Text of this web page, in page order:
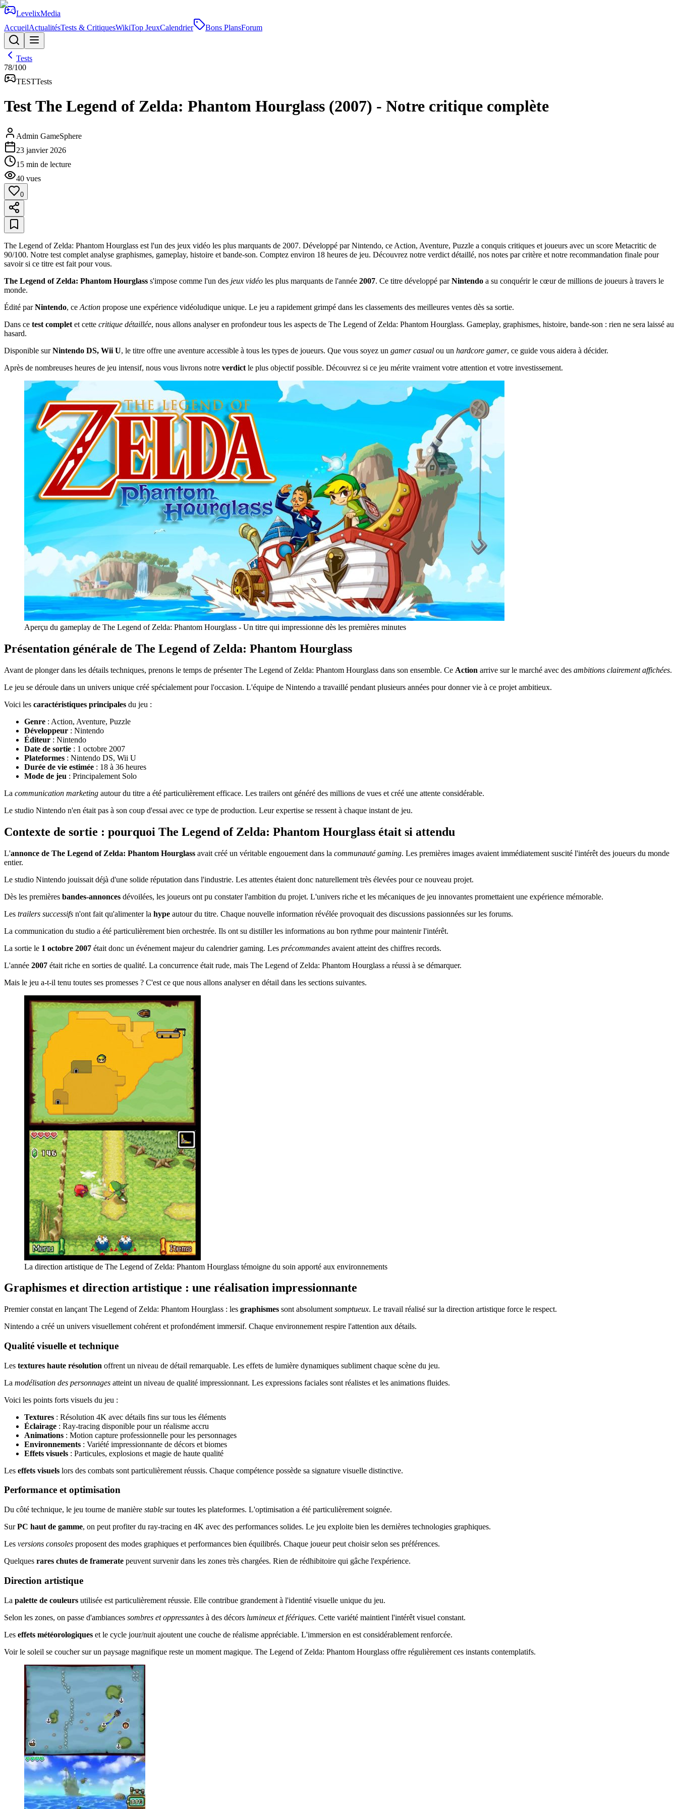
LevelixMedia
AccueilActualitésTests & CritiquesWikiTop JeuxCalendrier Bons PlansForum
Tests
78/100
TESTTests
Test The Legend of Zelda: Phantom Hourglass (2007) - Notre critique complète
Admin GameSphere
23 janvier 2026
15 min de lecture
40 vues
0
The Legend of Zelda: Phantom Hourglass est l'un des jeux vidéo les plus marquants de 2007. Développé par Nintendo, ce Action, Aventure, Puzzle a conquis critiques et joueurs avec un score Metacritic de
90/100. Notre test complet analyse graphismes, gameplay, histoire et bande-son. Comptez environ 18 heures de jeu. Découvrez notre verdict détaillé, nos notes par critère et notre recommandation finale pour
savoir si ce titre est fait pour vous.
The Legend of Zelda: Phantom Hourglass s'impose comme l'un des jeux vidéo les plus marquants de l'année 2007. Ce titre développé parNintendo a su conquérir le cœur de millions de joueurs à travers le
monde.
Édité parNintendo, ce Action propose une expérience vidéoludique unique. Le jeu a rapidement grimpé dans les classements des meilleures ventes dès sa sortie.
Dans ce test complet et cette critique détaillée, nous allons analyser en profondeur tous les aspects de The Legend of Zelda: Phantom Hourglass. Gameplay, graphismes, histoire, bande-son : rien ne sera laissé au
hasard.
Disponible surNintendo DS, Wii U, le titre offre une aventure accessible à tous les types de joueurs. Que vous soyez un gamer casual ou un hardcore gamer, ce guide vous aidera à décider.
Après de nombreuses heures de jeu intensif, nous vous livrons notre verdict le plus objectif possible. Découvrez si ce jeu mérite vraiment votre attention et votre investissement.
Aperçu du gameplay de The Legend of Zelda: Phantom Hourglass - Un titre qui impressionne dès les premières minutes
Présentation générale de The Legend of Zelda: Phantom Hourglass
Avant de plonger dans les détails techniques, prenons le temps de présenter The Legend of Zelda: Phantom Hourglass dans son ensemble. Ce Action arrive sur le marché avec des ambitions clairement affichées.
Le jeu se déroule dans un univers unique créé spécialement pour l'occasion. L'équipe de Nintendo a travaillé pendant plusieurs années pour donner vie à ce projet ambitieux.
Voici les caractéristiques principales du jeu :
Genre : Action, Aventure, Puzzle
Développeur : Nintendo
Éditeur : Nintendo
Date de sortie : 1 octobre 2007
Plateformes : Nintendo DS, Wii U
Durée de vie estimée : 18 à 36 heures
Mode de jeu : Principalement Solo
La communication marketing autour du titre a été particulièrement efficace. Les trailers ont généré des millions de vues et créé une attente considérable.
Le studio Nintendo n'en était pas à son coup d'essai avec ce type de production. Leur expertise se ressent à chaque instant de jeu.
Contexte de sortie : pourquoi The Legend of Zelda: Phantom Hourglass était si attendu
L'annonce de The Legend of Zelda: Phantom Hourglass avait créé un véritable engouement dans la communauté gaming. Les premières images avaient immédiatement suscité l'intérêt des joueurs du monde
entier.
Le studio Nintendo jouissait déjà d'une solide réputation dans l'industrie. Les attentes étaient donc naturellement très élevées pour ce nouveau projet.
Dès les premières bandes-annonces dévoilées, les joueurs ont pu constater l'ambition du projet. L'univers riche et les mécaniques de jeu innovantes promettaient une expérience mémorable.
Les trailers successifs n'ont fait qu'alimenter la hype autour du titre. Chaque nouvelle information révélée provoquait des discussions passionnées sur les forums.
La communication du studio a été particulièrement bien orchestrée. Ils ont su distiller les informations au bon rythme pour maintenir l'intérêt.
La sortie le 1 octobre 2007 était donc un événement majeur du calendrier gaming. Les précommandes avaient atteint des chiffres records.
L'année 2007 était riche en sorties de qualité. La concurrence était rude, mais The Legend of Zelda: Phantom Hourglass a réussi à se démarquer.
Mais le jeu a-t-il tenu toutes ses promesses ? C'est ce que nous allons analyser en détail dans les sections suivantes.
La direction artistique de The Legend of Zelda: Phantom Hourglass témoigne du soin apporté aux environnements
Graphismes et direction artistique : une réalisation impressionnante
Premier constat en lançant The Legend of Zelda: Phantom Hourglass : les graphismes sont absolument somptueux. Le travail réalisé sur la direction artistique force le respect.
Nintendo a créé un univers visuellement cohérent et profondément immersif. Chaque environnement respire l'attention aux détails.
Qualité visuelle et technique
Les textures haute résolution offrent un niveau de détail remarquable. Les effets de lumière dynamiques subliment chaque scène du jeu.
La modélisation des personnages atteint un niveau de qualité impressionnant. Les expressions faciales sont réalistes et les animations fluides.
Voici les points forts visuels du jeu :
Textures : Résolution 4K avec détails fins sur tous les éléments
Éclairage : Ray-tracing disponible pour un réalisme accru
Animations : Motion capture professionnelle pour les personnages
Environnements : Variété impressionnante de décors et biomes
Effets visuels : Particules, explosions et magie de haute qualité
Les effets visuels lors des combats sont particulièrement réussis. Chaque compétence possède sa signature visuelle distinctive.
Performance et optimisation
Du côté technique, le jeu tourne de manière stable sur toutes les plateformes. L'optimisation a été particulièrement soignée.
SurPC haut de gamme, on peut profiter du ray-tracing en 4K avec des performances solides. Le jeu exploite bien les dernières technologies graphiques.
Les versions consoles proposent des modes graphiques et performances bien équilibrés. Chaque joueur peut choisir selon ses préférences.
Quelques rares chutes de framerate peuvent survenir dans les zones très chargées. Rien de rédhibitoire qui gâche l'expérience.
Direction artistique
La palette de couleurs utilisée est particulièrement réussie. Elle contribue grandement à l'identité visuelle unique du jeu.
Selon les zones, on passe d'ambiances sombres et oppressantes à des décors lumineux et féériques. Cette variété maintient l'intérêt visuel constant.
Les effets météorologiques et le cycle jour/nuit ajoutent une couche de réalisme appréciable. L'immersion en est considérablement renforcée.
Voir le soleil se coucher sur un paysage magnifique reste un moment magique. The Legend of Zelda: Phantom Hourglass offre régulièrement ces instants contemplatifs.